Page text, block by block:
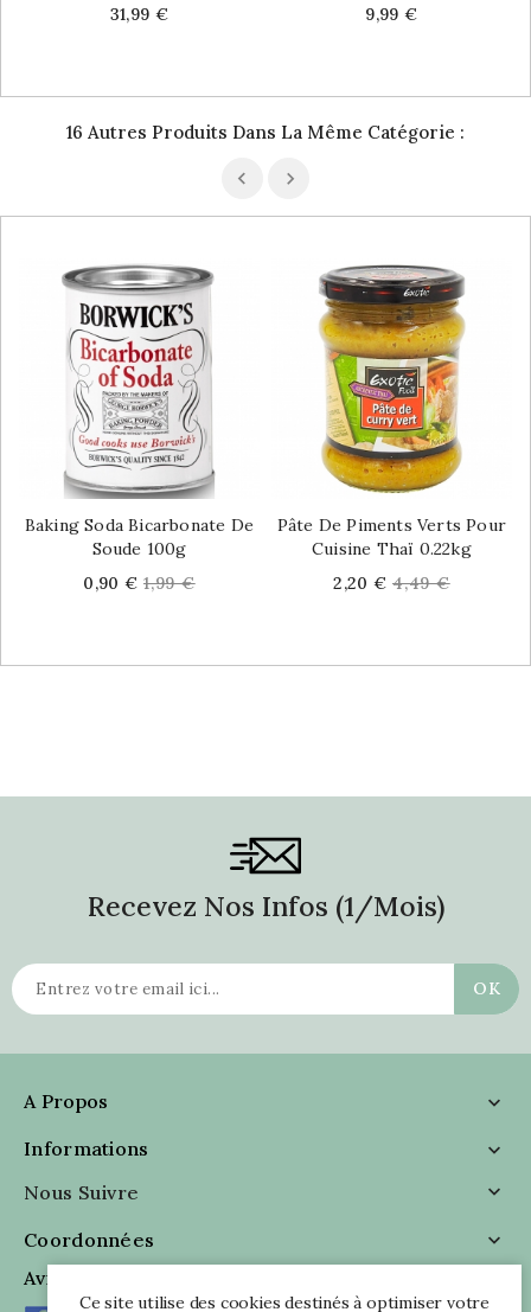
Price
31,99 €
Price
9,99 €
16 Autres Produits Dans La Même Catégorie :
Baking Soda Bicarbonate De
Soude 100g
Price
0,90 € Regular
1,99 €
Pâte De Piments Verts Pour
Cuisine Thaï 0.22kg
Price
2,20 € Regular
4,49 €
Recevez Nos Infos (1/mois)
A Propos

Informations

Nous Suivre

Coordonnées

Avis Clients
Ce site utilise des cookies destinés à optimiser votre